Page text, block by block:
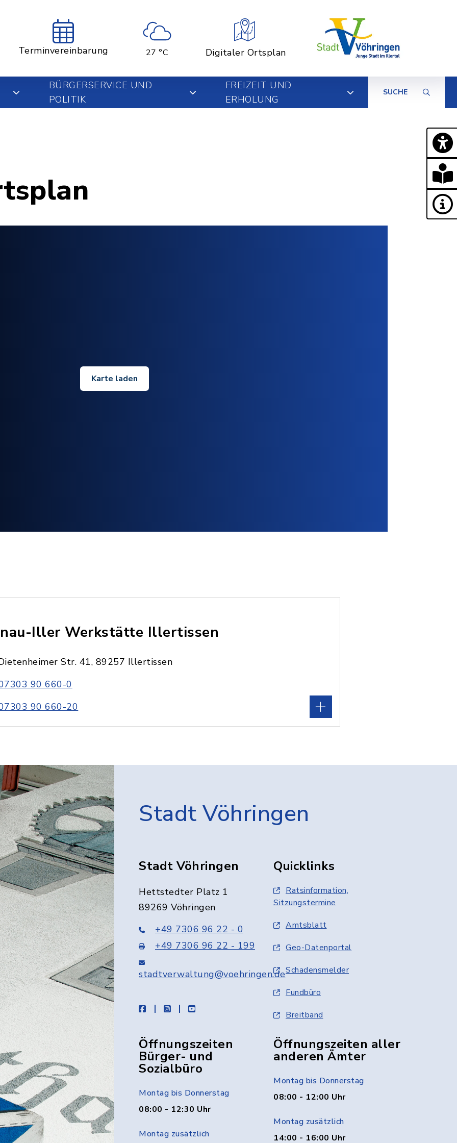
Terminvereinbarung 27 °C Digitaler Ortsplan
BÜRGERSERVICE UND
POLITIK
FREIZEIT UND
ERHOLUNG
SUCHE
Karte laden
Iller Werkstätte Illertissen
Str. 41, 89257 Illertissen
90 660-0
90 660-20
Stadt Vöhringen
Stadt Vöhringen
Hettstedter Platz 1
89269 Vöhringen
+49 7306 96 22 - 0
+49 7306 96 22 - 199
stadtverwaltung@voehringen.de
facebookinstagramyoutube
Quicklinks
Ratsinformation,
Sitzungstermine
Amtsblatt
Geo-Datenportal
Schadensmelder
Fundbüro
Breitband
Öffnungszeiten
Bürger- und
Sozialbüro
Montag bis Donnerstag
08:00 - 12:30 Uhr
Montag zusätzlich
Öffnungszeiten aller
anderen Ämter
Montag bis Donnerstag
08:00 - 12:00 Uhr
Montag zusätzlich
14:00 - 16:00 Uhr